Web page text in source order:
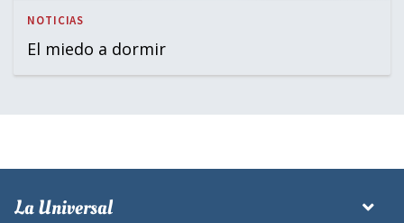
NOTICIAS
El miedo a dormir
La Universal